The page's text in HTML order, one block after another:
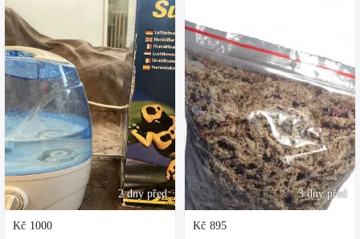
2 dny před
Kč 1000
3 dny před
Kč 895